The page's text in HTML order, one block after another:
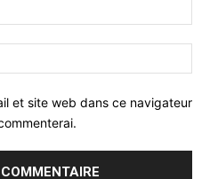
:*
:
et site web dans ce navigateur